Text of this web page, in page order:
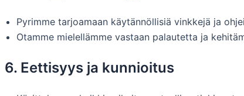
Pyrimme tarjoamaan käytännöllisiä vinkkejä ja
Otamme mielellämme vastaan palautetta ja
6. Eettisyys ja kunnioitus